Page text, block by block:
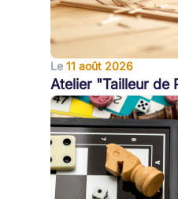
Le 11 août 2026
Atelier "Tailleur de